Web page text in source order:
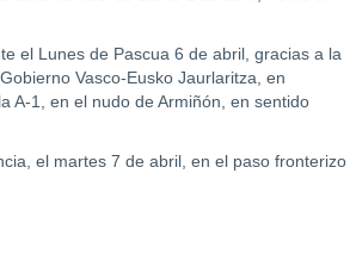
el Lunes de Pascua 6 de abril, gracias a la
Vasco-Eusko Jaurlaritza, en
A-1, en el nudo de Armiñón, en sentido
el martes 7 de abril, en el paso fronterizo